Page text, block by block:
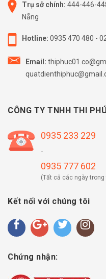
Trụ sở chính: 444-446-
Nẵng
Hotline: 0935 470 480 -
Email:
CÔNG TY TNHH THI
0935 233 229
-
0935 777 602
(Tất cả các ngày trong
Kết nối với chúng tôi
Chứng nhận: